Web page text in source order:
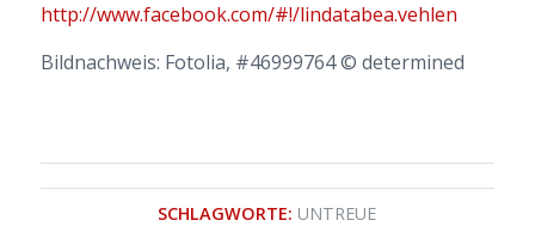
http://www.facebook.com/#!/lindatabea.vehlen
Bildnachweis: Fotolia, #46999764 © determined
SCHLAGWORTE: UNTREUE